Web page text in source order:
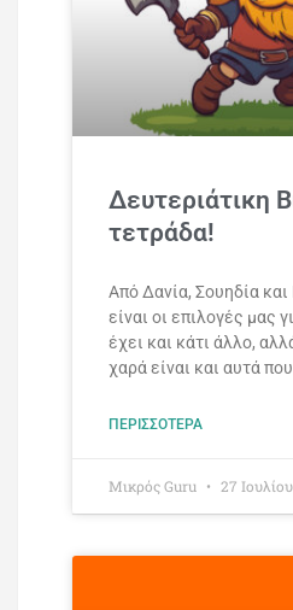
Δευτεριάτικη
τετράδα!
Από Δανία, Σουηδία
είναι οι επιλογές μας
έχει και κάτι άλλο,
χαρά είναι και αυτά
ΠΕΡΙΣΣΌΤΕΡΑ
Mικρός Guru 27